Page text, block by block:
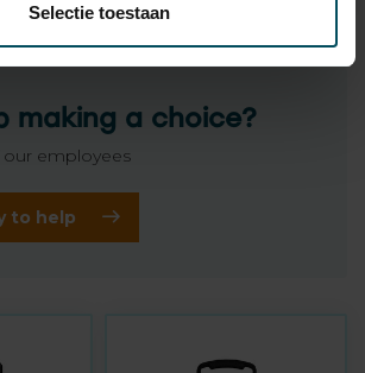
Selectie toestaan
making a choice?
employees
to help